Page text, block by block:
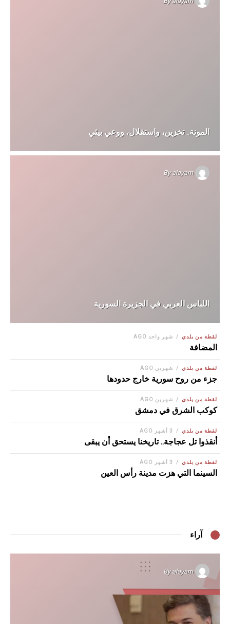
المونة.. تخزين، واستقلال، ووعي بيئي
Byalayam
اللباس العربي في الجزيرة السورية
لقطة من بلدي شهر واحد AGO
المضافة
لقطة من بلدي شهرين AGO
جزء من روح سورية خارج حدودها
لقطة من بلدي شهرين AGO
كوكب الشرق في دمشق
لقطة من بلدي
أنقذوا تل عجاجة.. تاريخنا يستحق أن يبقى
لقطة من بلدي
السينما التي هزت مدينة رأس العين
آراء
Byalayam